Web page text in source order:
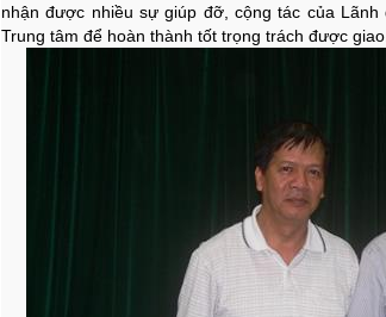
nhận được nhiều sự giúp đỡ, cộng tác của
Trung tâm để hoàn thành tốt trọng trách được giao.